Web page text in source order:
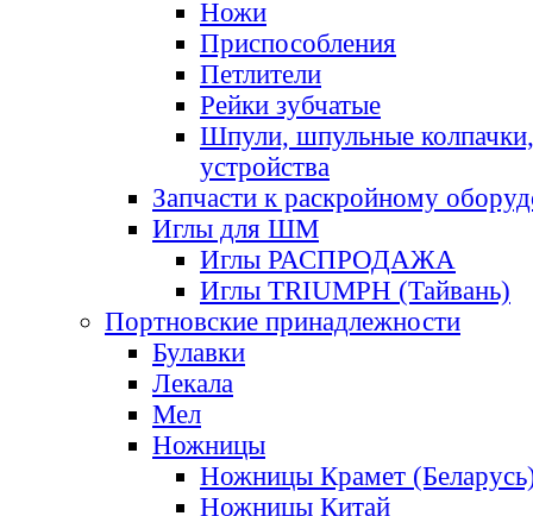
Ножи
Приспособления
Петлители
Рейки зубчатые
Шпули, шпульные
устройства
Запчасти к раскройному
Иглы для ШМ
Иглы РАСПРОДАЖА
Иглы TRIUMPH (Тайвань)
Портновские принадлежности
Булавки
Лекала
Мел
Ножницы
Ножницы Крамет
Ножницы Китай